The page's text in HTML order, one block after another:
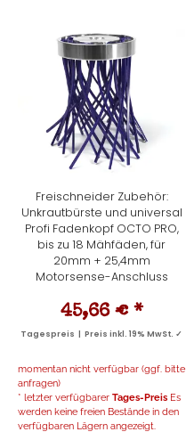
Freischneider Zubehör:
Unkrautbürste und universal
Profi Fadenkopf OCTO PRO,
bis zu 18 Mähfäden, für
20mm + 25,4mm
Motorsense-Anschluss
45,66 € *
Tagespreis | Preis inkl. 19% MwSt. ✓
momentan nicht verfügbar (ggf. bitte
anfragen)
* letzter verfügbarer Tages-Preis Es
werden keine freien Bestände in den
verfügbaren Lägern angezeigt.